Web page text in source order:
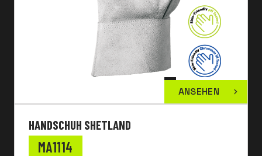
ANSEHEN
HANDSCHUH SHETLAND
MA1114